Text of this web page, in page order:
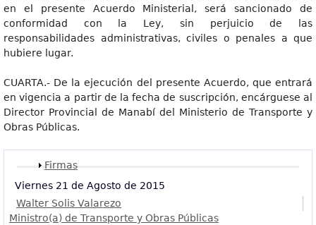
en el presente Acuerdo Ministerial, será sancionado de
conformidad con la Ley, sin perjuicio de las
responsabilidades administrativas, civiles o penales a que
hubiere lugar.
CUARTA.- De la ejecución del presente Acuerdo, que entrará
en vigencia a partir de la fecha de suscripción, encárguese al
Director Provincial de Manabí del Ministerio de Transporte y
Obras Públicas.
Mostrar
Firmas
Viernes 21 de Agosto de 2015
Walter Solis Valarezo
Ministro(a) de Transporte y Obras Públicas